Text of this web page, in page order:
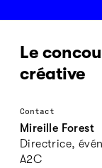
Le
créative
Contact
Mireille Forest
Directrice,
A2C